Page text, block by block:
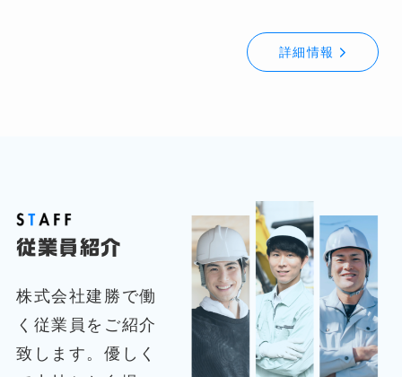
詳細情報
従業員紹介
株式会社建勝で働
く従業員をご紹介
致します。優しく